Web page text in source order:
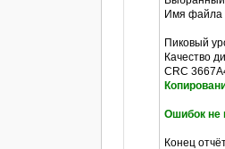
Имя файла
Пиковый
Качество
CRC
Ошибок не
Конец